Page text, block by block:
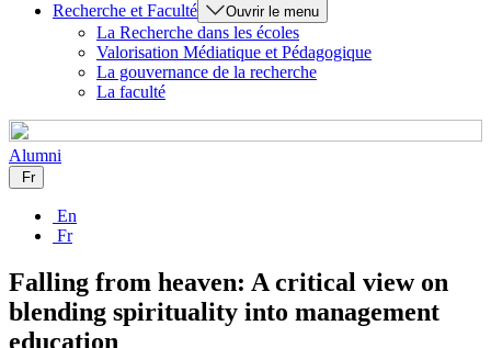
Recherche et Faculté
Ouvrir le menu
La Recherche dans les écoles
Valorisation Médiatique et Pédagogique
La gouvernance de la recherche
La faculté
Alumni
Fr
En
Fr
Falling from heaven: A critical view on
blending spirituality into management
education